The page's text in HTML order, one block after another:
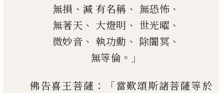
無損 、 減 有名稱 、 無恐怖 、
無著天 、 大燈明 、 世光曜 、
微妙音 、 執功勳 、 除闇冥 、
無等倫 。」
佛告喜王菩薩 ：「當歎頌斯諸菩薩等於